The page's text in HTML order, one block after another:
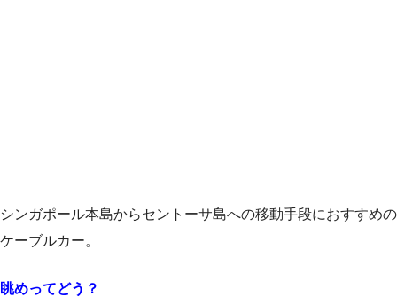
シンガポール本島からセントーサ島への移動手段におすすめの
ケーブルカー。
眺めってどう？